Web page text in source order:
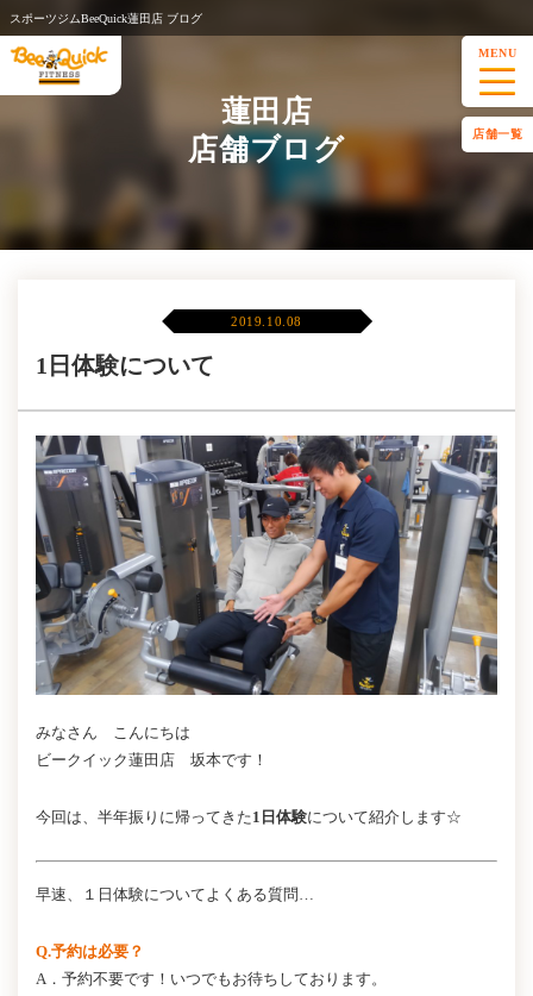
スポーツジムBeeQuick蓮田店 ブログ
MENU
店舗一覧
蓮田店
店舗ブログ
2019.10.08
1日体験について
みなさん こんにちは
ビークイック蓮田店 坂本です！
今回は、半年振りに帰ってきた1日体験について紹介します☆
早速、１日体験についてよくある質問…
Q.予約は必要？
A．予約不要です！いつでもお待ちしております。